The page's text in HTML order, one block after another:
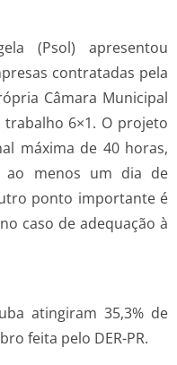
(Psol) apresentou
contratadas pela
Câmara Municipal
6×1. O projeto
máxima de 40 horas,
ao menos um dia de
ponto importante é
caso de adequação à
atingiram 35,3% de
feita pelo DER-PR.